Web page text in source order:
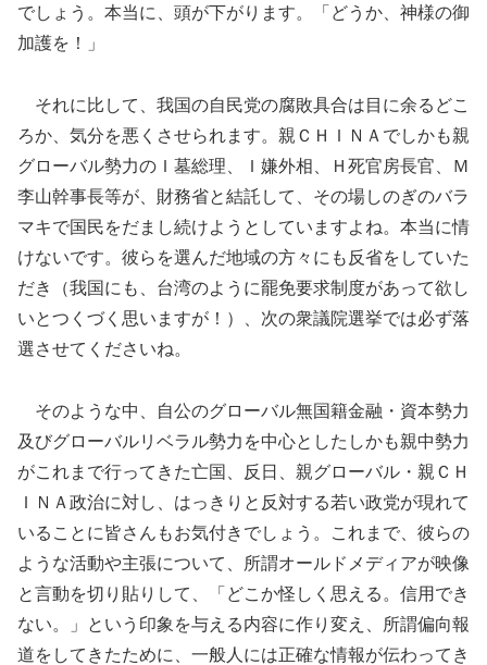
でしょう。本当に、頭が下がります。「どうか、神様の御
加護を！」
それに比して、我国の自民党の腐敗具合は目に余るどこ
ろか、気分を悪くさせられます。親ＣＨＩＮＡでしかも親
グローバル勢力のＩ墓総理、Ｉ嫌外相、Ｈ死官房長官、Ｍ
李山幹事長等が、財務省と結託して、その場しのぎのバラ
マキで国民をだまし続けようとしていますよね。本当に情
けないです。彼らを選んだ地域の方々にも反省をしていた
だき（我国にも、台湾のように罷免要求制度があって欲し
いとつくづく思いますが！）、次の衆議院選挙では必ず落
選させてくださいね。
そのような中、自公のグローバル無国籍金融・資本勢力
及びグローバルリベラル勢力を中心としたしかも親中勢力
がこれまで行ってきた亡国、反日、親グローバル・親ＣＨ
ＩＮＡ政治に対し、はっきりと反対する若い政党が現れて
いることに皆さんもお気付きでしょう。これまで、彼らの
ような活動や主張について、所謂オールドメディアが映像
と言動を切り貼りして、「どこか怪しく思える。信用でき
ない。」という印象を与える内容に作り変え、所謂偏向報
道をしてきたために、一般人には正確な情報が伝わってき